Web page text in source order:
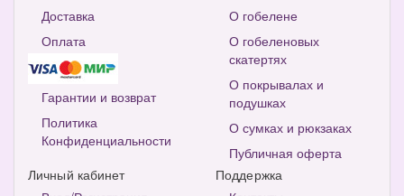
Доставка
Оплата
Гарантии и возврат
Политика
Конфиденциальности
О гобелене
О гобеленовых
скатертях
О покрывалах и
подушках
О сумках и рюкзаках
Публичная оферта
Личный кабинет
Поддержка